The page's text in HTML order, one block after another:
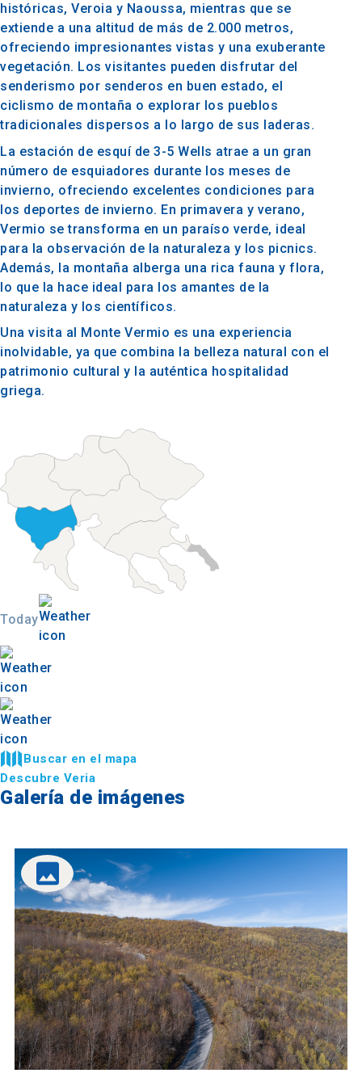
históricas, Veroia y Naoussa, mientras que se
extiende a una altitud de más de 2.000 metros,
ofreciendo impresionantes vistas y una exuberante
vegetación. Los visitantes pueden disfrutar del
senderismo por senderos en buen estado, el
ciclismo de montaña o explorar los pueblos
tradicionales dispersos a lo largo de sus laderas.
La estación de esquí de 3-5 Wells atrae a un gran
número de esquiadores durante los meses de
invierno, ofreciendo excelentes condiciones para
los deportes de invierno. En primavera y verano,
Vermio se transforma en un paraíso verde, ideal
para la observación de la naturaleza y los picnics.
Además, la montaña alberga una rica fauna y flora,
lo que la hace ideal para los amantes de la
naturaleza y los científicos.
Una visita al Monte Vermio es una experiencia
inolvidable, ya que combina la belleza natural con el
patrimonio cultural y la auténtica hospitalidad
griega.
Today
Buscar en el mapa
Descubre Veria
Galería de imágenes